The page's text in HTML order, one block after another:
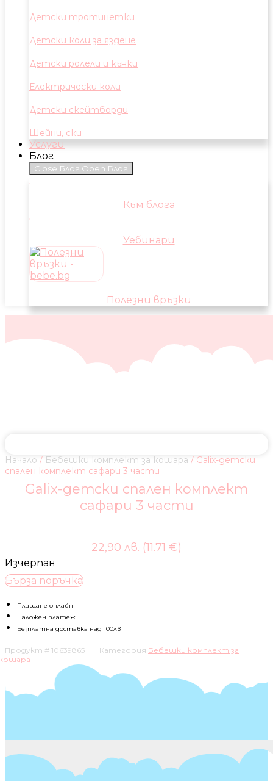
Детски тротинетки
Детски коли за яздене
Детски ролели и кънки
Електрически коли
Детски скейтборди
Шейни, ски
Услуги
Блог
Close Блог Open Блог
Към блога
Уебинари
Полезни връзки
Начало / Бебешки комплект за кошара / Galix-детски
спален комплект сафари 3 части
Galix-детски спален комплект
сафари 3 части
22,90 лв. (11.71 €)
Изчерпан
Бърза поръчка
Плащане онлайн
Наложен платеж
Безплатна доставка над 100лв
Продукт # 10639865 Категория Бебешки комплект за